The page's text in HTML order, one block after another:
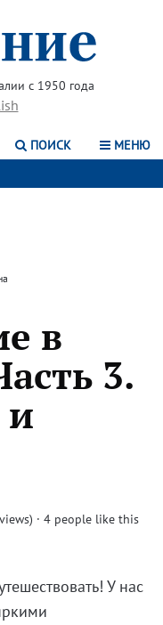
с 1950 года
ПОИСК МЕНЮ
в
3.
· 4 people like this
У нас